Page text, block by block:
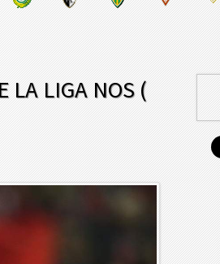
LA LIGA NOS (